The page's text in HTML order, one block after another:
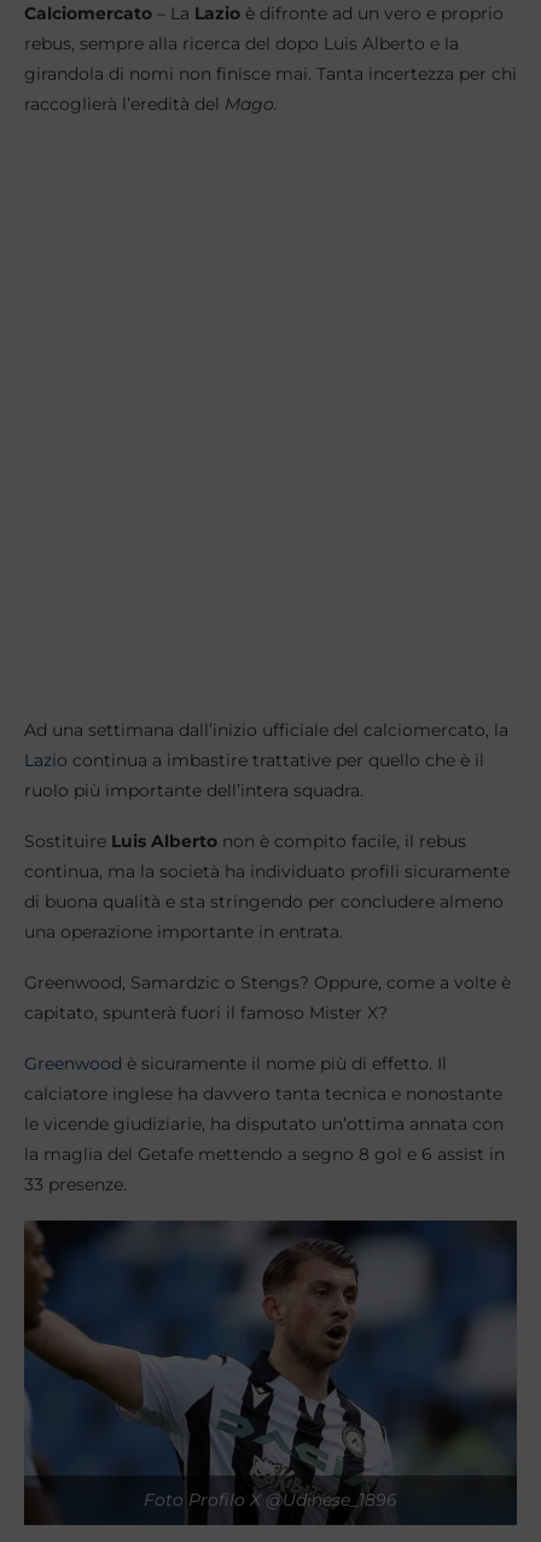
Calciomercato – La Lazio è difronte ad un vero e proprio
rebus, sempre alla ricerca del dopo Luis Alberto e la
girandola di nomi non finisce mai. Tanta incertezza per chi
raccoglierà l’eredità del Mago.
Ad una settimana dall’inizio ufficiale del calciomercato, la
Lazio continua a imbastire trattative per quello che è il
ruolo più importante dell’intera squadra.
Sostituire Luis Alberto non è compito facile, il rebus
continua, ma la società ha individuato profili sicuramente
di buona qualità e sta stringendo per concludere almeno
una operazione importante in entrata.
Greenwood, Samardzic o Stengs? Oppure, come a volte è
capitato, spunterà fuori il famoso Mister X?
Greenwood è sicuramente il nome più di effetto. Il
calciatore inglese ha davvero tanta tecnica e nonostante
le vicende giudiziarie, ha disputato un’ottima annata con
la maglia del Getafe mettendo a segno 8 gol e 6 assist in
33 presenze.
Foto Profilo X @Udinese_1896